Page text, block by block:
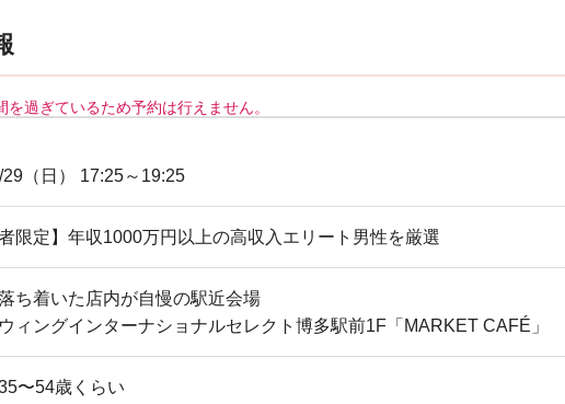
過ぎているため予約は行えません。
29（日） 17:25～19:25
者限定】年収1000万円以上の高収入エリート男性を厳選
ち着いた店内が自慢の駅近会場
ィングインターナショナルセレクト博多駅前1F「MARKET CAFÉ」
〜54歳くらい